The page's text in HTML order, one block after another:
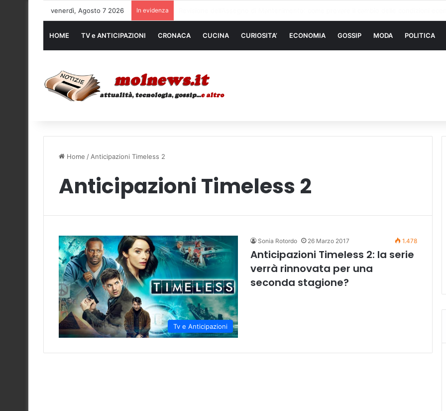
venerdì, Agosto 7 2026 In evidenza
HOME TV e ANTICIPAZIONI CRONACA CUCINA CURIOSITA’ ECONOMIA GOSSIP MODA POLITICA
Home / Anticipazioni Timeless 2
Anticipazioni Timeless 2
Tv e Anticipazioni
Sonia Rotordo 26 Marzo 2017 1.478
Anticipazioni Timeless 2: la serie
verrà rinnovata per una
seconda stagione?